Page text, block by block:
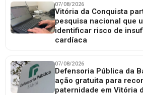
07/08/2026
Vitória da Conquista
pesquisa nacional que
identificar risco de
cardíaca
07/08/2026
Defensoria Pública da
ação gratuita para
paternidade em Vitória